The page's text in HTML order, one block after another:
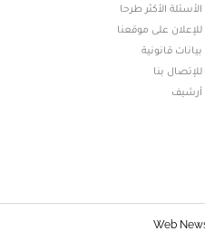
الأسئلة الأكثر طرحا
للإعلان على موقعنا
بيانات قانونية
للإتصال بنا
أرشيف